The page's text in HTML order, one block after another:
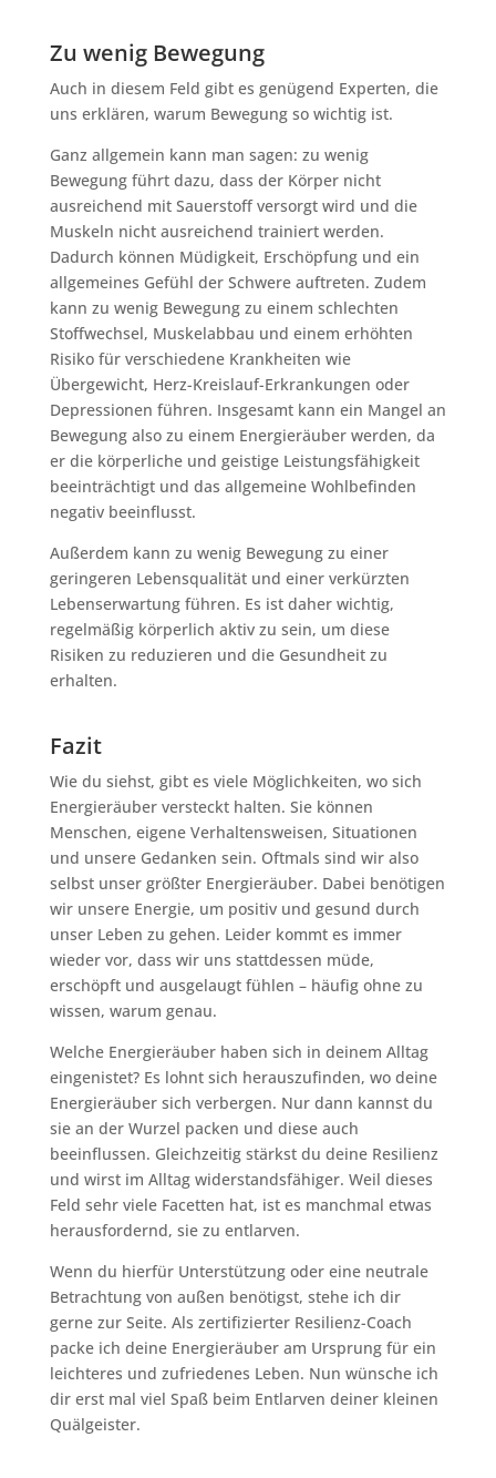
Zu wenig Bewegung
Auch in diesem Feld gibt es genügend Experten, die
uns erklären, warum Bewegung so wichtig ist.
Ganz allgemein kann man sagen: zu wenig
Bewegung führt dazu, dass der Körper nicht
ausreichend mit Sauerstoff versorgt wird und die
Muskeln nicht ausreichend trainiert werden.
Dadurch können Müdigkeit, Erschöpfung und ein
allgemeines Gefühl der Schwere auftreten. Zudem
kann zu wenig Bewegung zu einem schlechten
Stoffwechsel, Muskelabbau und einem erhöhten
Risiko für verschiedene Krankheiten wie
Übergewicht, Herz-Kreislauf-Erkrankungen oder
Depressionen führen. Insgesamt kann ein Mangel an
Bewegung also zu einem Energieräuber werden, da
er die körperliche und geistige Leistungsfähigkeit
beeinträchtigt und das allgemeine Wohlbefinden
negativ beeinflusst.
Außerdem kann zu wenig Bewegung zu einer
geringeren Lebensqualität und einer verkürzten
Lebenserwartung führen. Es ist daher wichtig,
regelmäßig körperlich aktiv zu sein, um diese
Risiken zu reduzieren und die Gesundheit zu
erhalten.
Fazit
Wie du siehst, gibt es viele Möglichkeiten, wo sich
Energieräuber versteckt halten. Sie können
Menschen, eigene Verhaltensweisen, Situationen
und unsere Gedanken sein. Oftmals sind wir also
selbst unser größter Energieräuber. Dabei benötigen
wir unsere Energie, um positiv und gesund durch
unser Leben zu gehen. Leider kommt es immer
wieder vor, dass wir uns stattdessen müde,
erschöpft und ausgelaugt fühlen – häufig ohne zu
wissen, warum genau.
Welche Energieräuber haben sich in deinem Alltag
eingenistet? Es lohnt sich herauszufinden, wo deine
Energieräuber sich verbergen. Nur dann kannst du
sie an der Wurzel packen und diese auch
beeinflussen. Gleichzeitig stärkst du deine Resilienz
und wirst im Alltag widerstandsfähiger. Weil dieses
Feld sehr viele Facetten hat, ist es manchmal etwas
herausfordernd, sie zu entlarven.
Wenn du hierfür Unterstützung oder eine neutrale
Betrachtung von außen benötigst, stehe ich dir
gerne zur Seite. Als zertifizierter Resilienz-Coach
packe ich deine Energieräuber am Ursprung für ein
leichteres und zufriedenes Leben. Nun wünsche ich
dir erst mal viel Spaß beim Entlarven deiner kleinen
Quälgeister.